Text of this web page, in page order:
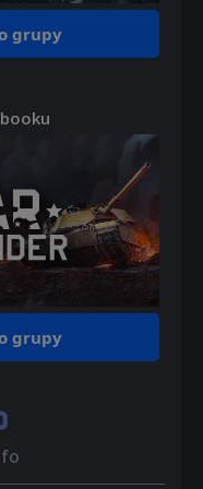
grupy
grupy